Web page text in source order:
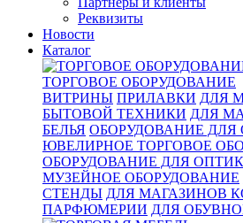
Реквизиты
Новости
Каталог
ТОРГОВОЕ ОБОРУДОВАНИЕ
ВИТРИНЫ ПРИЛАВКИ ДЛЯ
БЫТОВОЙ ТЕХНИКИ ДЛЯ
БЕЛЬЯ ОБОРУДОВАНИЕ
ЮВЕЛИРНОЕ ТОРГОВОЕ
ОБОРУДОВАНИЕ ДЛЯ
МУЗЕЙНОЕ ОБОРУДОВАНИЕ
СТЕНДЫ ДЛЯ МАГАЗИНОВ
ПАРФЮМЕРИИ ДЛЯ